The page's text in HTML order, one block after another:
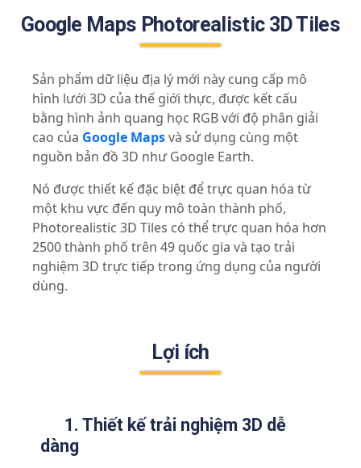
Google Maps Photorealistic 3D Tiles
Sản phẩm dữ liệu địa lý mới này cung cấp mô
hình lưới 3D của thế giới thực, được kết cấu
bằng hình ảnh quang học RGB với độ phân giải
cao của Google Mapsvà sử dụng cùng một
nguồn bản đồ 3D như Google Earth.
Nó được thiết kế đặc biệt để trực quan hóa từ
một khu vực đến quy mô toàn thành phố,
Photorealistic 3D Tiles có thể trực quan hóa hơn
2500 thành phố trên 49 quốc gia và tạo trải
nghiệm 3D trực tiếp trong ứng dụng của người
dùng.
Lợi ích
1. Thiết kế trải nghiệm 3D dễ
dàng